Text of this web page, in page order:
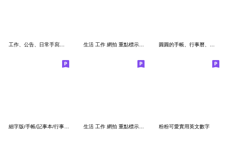
粉粉可愛實用英文數字